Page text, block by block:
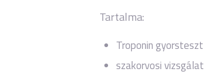
Tartalma:
Troponin gyorsteszt
szakorvosi vizsgálat